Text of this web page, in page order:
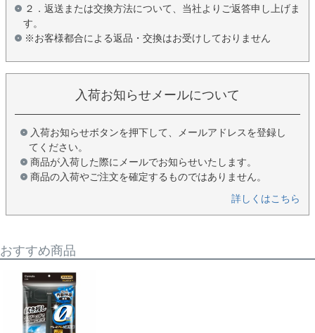
２．返送または交換方法について、当社よりご返答申し上げま
す。
※お客様都合による返品・交換はお受けしておりません
入荷お知らせメールについて
入荷お知らせボタンを押下して、メールアドレスを登録し
てください。
商品が入荷した際にメールでお知らせいたします。
商品の入荷やご注文を確定するものではありません。
詳しくはこちら
おすすめ商品